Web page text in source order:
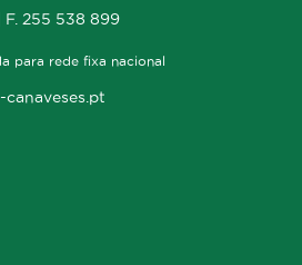
255 538 899
para rede fixa nacional